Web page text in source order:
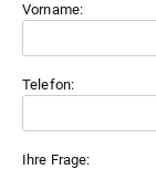
Vorname:
Telefon:
Ihre Frage: